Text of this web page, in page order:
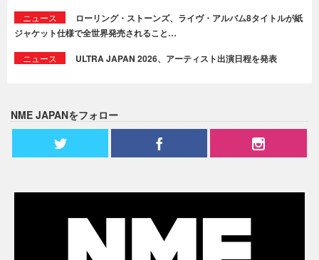
ニュース
ローリング・ストーンズ、ライヴ・アルバム8タイトルが紙
ジャケット仕様で全世界発売されること…
ニュース ULTRA JAPAN 2026、アーティスト出演日程を発表
NME JAPANをフォロー